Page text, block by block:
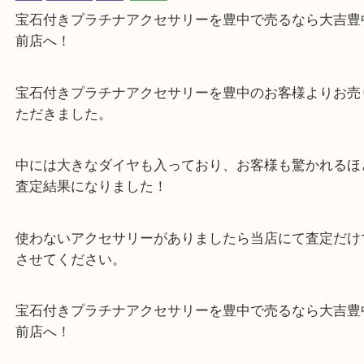
宝石付きプラチナアクセサリーを豊中で売るなら当店へ（ N/A
宝石付
ー
プラチナ
）
全て
プラチナ
宝石付きプラチナアクセサリーを豊中で売るなら大
前店へ！
宝石付きプラチナアクセサリーを豊中のお客様より
ただきました。
中には大きなダイヤも入っており、お客様も驚かれ
査定結果になりました！